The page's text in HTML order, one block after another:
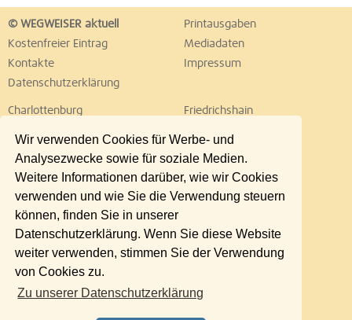
Wir verwenden Cookies für Werbe- und
Analysezwecke sowie für soziale Medien.
Weitere Informationen darüber, wie wir Cookies
verwenden und wie Sie die Verwendung steuern
können, finden Sie in unserer
Datenschutzerklärung. Wenn Sie diese Website
weiter verwenden, stimmen Sie der Verwendung
von Cookies zu.
Zu unserer Datenschutzerklärung
© WEGWEISER aktuell
Printausgaben
Kostenfreier Eintrag
Mediadaten
Kontakte
Impressum
Datenschutzerklärung
Charlottenburg
Friedrichshain
Lichtenberg
Marzahn
Neukölln
Pankow
Reinickendorf
Schöneberg
Spandau
Steglitz
Tempelhof
Treptow
Umland Ost